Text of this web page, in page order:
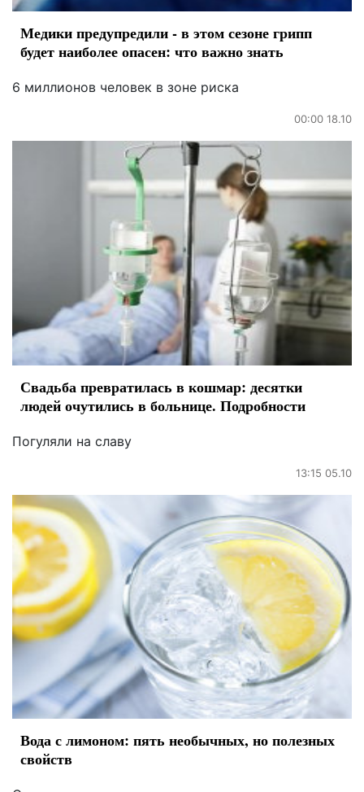
Медики предупредили - в этом сезоне грипп
будет наиболее опасен: что важно знать
6 миллионов человек в зоне риска
00:00 18.10
Свадьба превратилась в кошмар: десятки
людей очутились в больнице. Подробности
Погуляли на славу
13:15 05.10
Вода с лимоном: пять необычных, но полезных
свойств